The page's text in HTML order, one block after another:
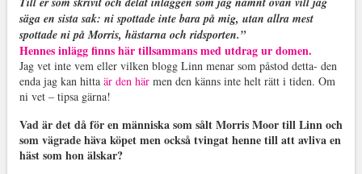
säga en sista sak: ni spottade inte bara på mig, utan allra mest
spottade ni på Morris, hästarna och ridsporten.”
Hennes inlägg finns här tillsammans med utdrag ur domen.
Jag vet inte vem eller vilken blogg Linn menar som påstod detta- den
enda jag kan hitta är den här men den känns inte helt rätt i tiden. Om
ni vet – tipsa gärna!
Vad är det då för en människa som sålt Morris Moor till Linn och
som vägrade häva köpet men också tvingat henne till att avliva en
häst som hon älskar?